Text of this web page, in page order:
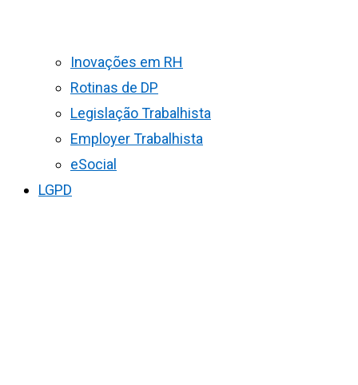
Inovações em RH
Rotinas de DP
Legislação Trabalhista
Employer Trabalhista
eSocial
LGPD